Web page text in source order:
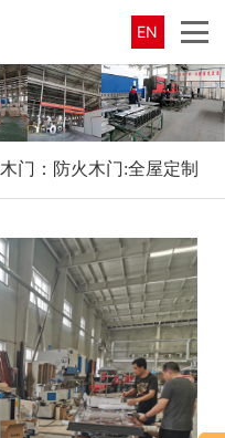
EN
木门：防火木门:全屋定制